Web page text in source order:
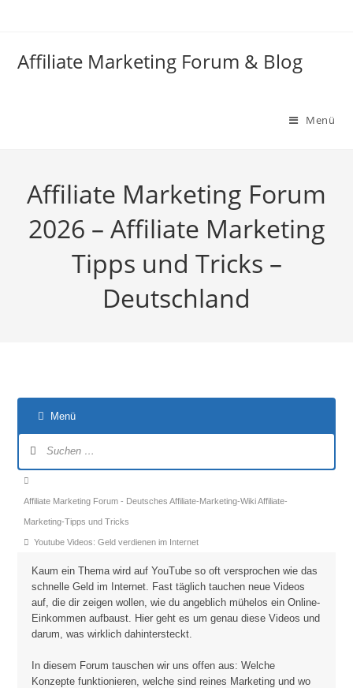
Affiliate Marketing Forum & Blog
Menü
Affiliate Marketing Forum
2026 – Affiliate Marketing
Tipps und Tricks –
Deutschland
Menü
Forum-
Breadcrumbs
-
Du
hier:
Affiliate Marketing Forum - Deutsches Affiliate-Marketing-Wiki Affiliate-
Marketing-Tipps und Tricks
Youtube Videos: Geld verdienen im Internet
Kaum ein Thema wird auf YouTube so oft versprochen wie das
schnelle Geld im Internet. Fast täglich tauchen neue Videos
auf, die dir zeigen wollen, wie du angeblich mühelos ein Online-
Einkommen aufbaust. Hier geht es um genau diese Videos und
darum, was wirklich dahintersteckt.
In diesem Forum tauschen wir uns offen aus: Welche
Konzepte funktionieren, welche sind reines Marketing und wo